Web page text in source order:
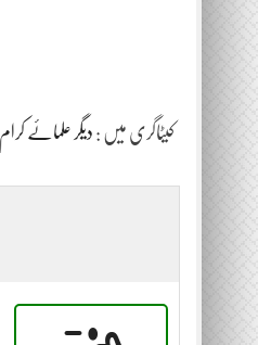
کیٹاگری میں : دیگر علمائے کرام